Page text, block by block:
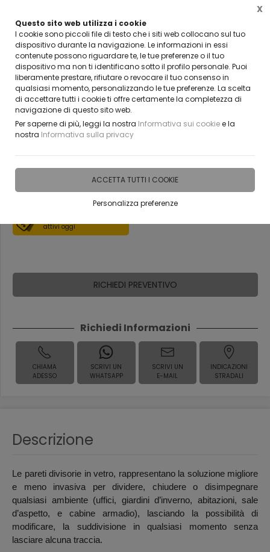
Questo sito web utilizza i cookie
I cookie sono piccoli file di testo che i siti web collocano sul tuo
dispositivo durante la navigazione. Le informazioni in essi
contenute possono riguardare te, le tue preferenze o il tuo
dispositivo ma non ti identificano sotto il profilo personale. Puoi
liberamente prestare, rifiutare o revocare il tuo consenso in
qualsiasi momento, personalizzando le tue preferenze. La scelta
di accettare tutti i cookie ti offre certamente la completezza di
navigazione di questo sito web.
Per saperne di più, leggi la nostra Informativa sui cookiee la
nostra Informativa sulla privacy
ACCETTA TUTTI I COOKIE
Personalizza preferenze
X
VUOI DIVENTARE UN NOSTRO RIVENDITORE?
CONTATTACI
Home Vetreria Pareti Divisorie
pareti divisorie VETRO
attivi oggi
RICHIEDI PREVENTIVO
Richiedi Informazioni
CHIAMA
ADESSO
SCRIVI UN
WHATSAPP
SCRIVI UN
E-MAIL
INDICAZIONI
STRADALI
Descrizione
Le pareti divisorie in vetro, rappresentano la soluzione migliore
e meno invasiva per dividere, chiudere o disimpegnare
qualsiasi ambiente (uffici, giardini d’inverno, abitazioni, sale
d’aspetto, e cabine armadio), lasciando la possibilità di
modificare, la suddivisione in qualsiasi momento senza
lasciare alcuna traccia.